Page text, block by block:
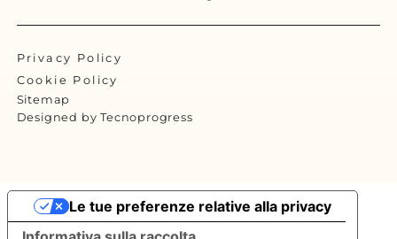
Privacy Policy
Cookie Policy
Sitemap
Designed by Tecnoprogress
Le tue preferenze relative alla privacy